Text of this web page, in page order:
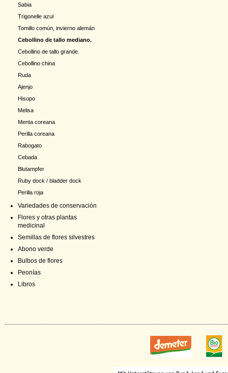
Sabia
Trigonelle azul
Tomillo común, invierno alemán
Cebollino de tallo mediano.
Cebollino de tallo grande.
Cebollino china
Ruda
Ajenjo
Hisopo
Melisa
Menta coreana
Perilla coreana
Rabogato
Cebada
Blutampfer
Ruby dock / bladder dock
Perilla roja
Variedades de conservación
Flores y otras plantas
medicinal
Semillas de flores silvestres
Abono verde
Bulbos de flores
Peonías
Libros